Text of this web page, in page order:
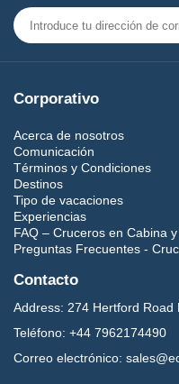
Corporativo
Acerca de nosotros
Comunicación
Términos y Condiciones
Destinos
Tipo de vacaciones
Experiencias
FAQ – Cruceros en Cabina
Preguntas Frecuentes -
Contacto
Address: 274 Hertford Road
Teléfono: +44 7962174490
Correo electrónico: